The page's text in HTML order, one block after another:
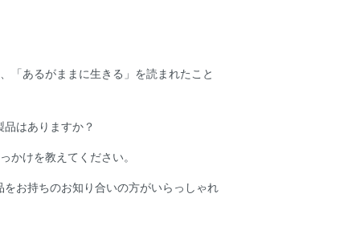
「あるがままに生きる」を読まれたこと
はありますか？
かけを教えてください。
をお持ちのお知り合いの方がいらっしゃれ